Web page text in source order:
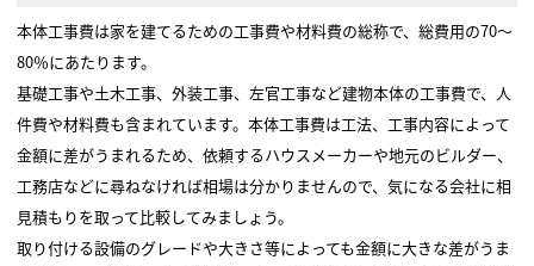
本体工事費は家を建てるための工事費や材料費の総称で、総費用の70～
80％にあたります。
基礎工事や土木工事、外装工事、左官工事など建物本体の工事費で、人
件費や材料費も含まれています。本体工事費は工法、工事内容によって
金額に差がうまれるため、依頼するハウスメーカーや地元のビルダー、
工務店などに尋ねなければ相場は分かりませんので、気になる会社に相
見積もりを取って比較してみましょう。
取り付ける設備のグレードや大きさ等によっても金額に大きな差がうま